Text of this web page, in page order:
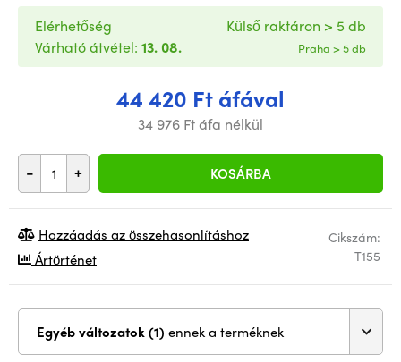
44 420 Ft áfával
34 976 Ft áfa nélkül
- + KOSÁRBA
Elérhetőség
Várható átvétel: 13. 08.
Külső raktáron > 5 db
Praha > 5 db
Cikszám:
T155
Hozzáadás az összehasonlításhoz
Ártörténet
Egyéb változatok (1) ennek a terméknek